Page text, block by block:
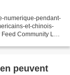
numerique-pendant-
et-chinois-
Community Les
peuvent